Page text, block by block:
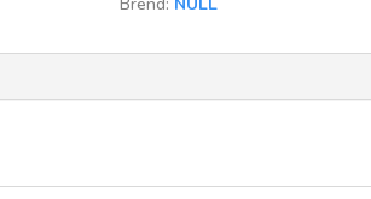
Shell